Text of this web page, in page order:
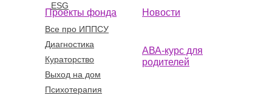
ESG
Проекты фонда
Все про ИППСУ
Диагностика
Кураторство
Выход на дом
Психотерапия
Новости
АВА-курс для
родителей